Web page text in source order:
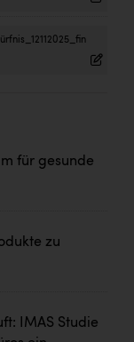
für gesunde
zu
IMAS Studie